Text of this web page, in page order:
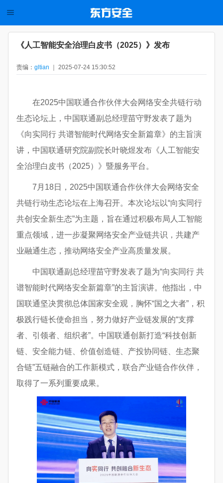
《人工智能安全治理白皮书（2025）》发布
责编： gltian ｜ 2025-07-24 15:30:52
在2025中国联通合作伙伴大会网络安全共链行动
生态论坛上，中国联通副总经理苗守野发表了题为
《向实同行 共谱智能时代网络安全新篇章》的主旨演
讲，中国联通研究院副院长叶晓煜发布《人工智能安
全治理白皮书（2025）》暨服务平台。
7月18日，2025中国联通合作伙伴大会网络安全
共链行动生态论坛在上海召开。本次论坛以“向实同行
共创安全新生态”为主题，旨在通过积极布局人工智能
重点领域，进一步凝聚网络安全产业链共识，共建产
业融通生态，推动网络安全产业高质量发展。
中国联通副总经理苗守野发表了题为“向实同行 共
谱智能时代网络安全新篇章”的主旨演讲。他指出，中
国联通坚决贯彻总体国家安全观，胸怀“国之大者”，积
极践行链长使命担当，努力做好产业链发展的“支撑
者、引领者、组织者”。中国联通创新打造“科技创新
链、安全能力链、价值创造链、产投协同链、生态聚
合链”五链融合的工作新模式，联合产业链合作伙伴，
取得了一系列重要成果。